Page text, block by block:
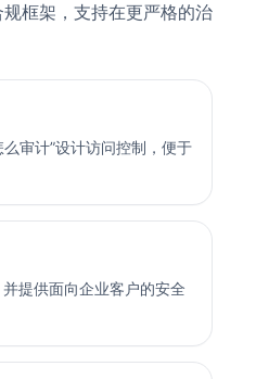
框架，支持在更严格的治
审计”设计访问控制，便于
提供面向企业客户的安全